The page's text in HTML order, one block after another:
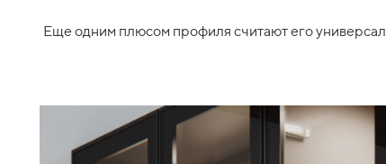
Еще одним плюсом профиля считают его